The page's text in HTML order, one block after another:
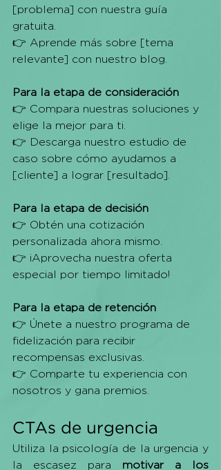
[problema] con nuestra guía
gratuita.
👉 Aprende más sobre [tema
relevante] con nuestro blog.
Para la etapa de consideración
👉 Compara nuestras soluciones y
elige la mejor para ti.
👉 Descarga nuestro estudio de
caso sobre cómo ayudamos a
[cliente] a lograr [resultado].
Para la etapa de decisión
👉 Obtén una cotización
personalizada ahora mismo.
👉 ¡Aprovecha nuestra oferta
especial por tiempo limitado!
Para la etapa de retención
👉 Únete a nuestro programa de
fidelización para recibir
recompensas exclusivas.
👉 Comparte tu experiencia con
nosotros y gana premios.
CTAs de urgencia
Utiliza la psicología de la urgencia y
la escasez para motivar a los